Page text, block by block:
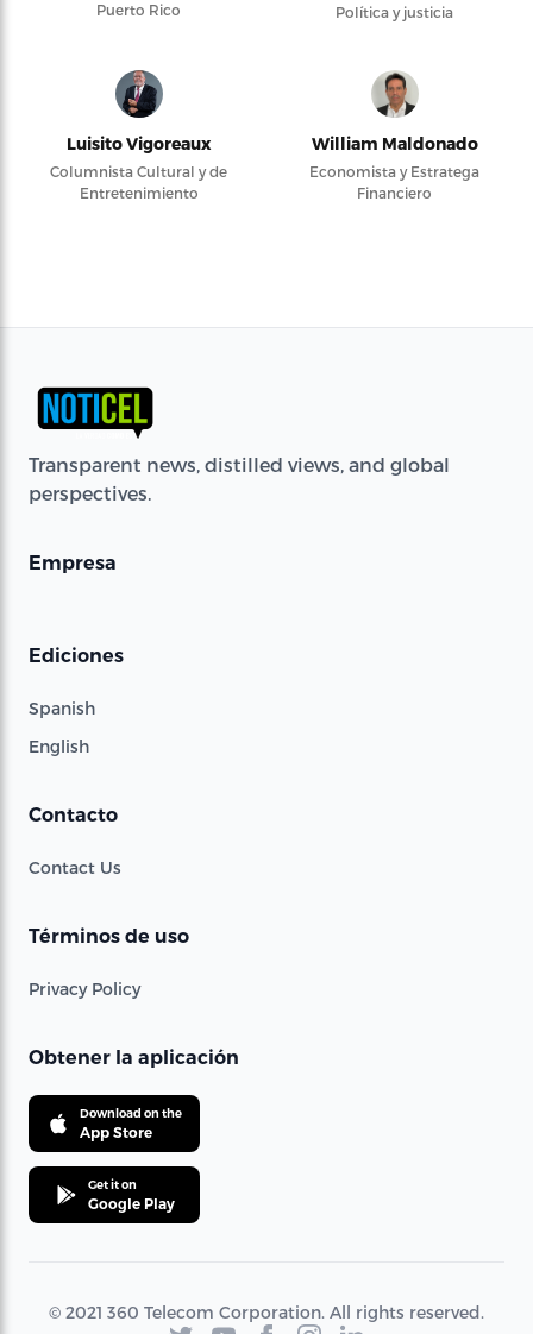
Puerto Rico
Política y justicia
Luisito Vigoreaux
Columnista Cultural y de
Entretenimiento
William Maldonado
Economista y Estratega
Financiero
Transparent news, distilled views, and global
perspectives.
Empresa
Ediciones
Spanish
English
Contacto
Contact Us
Términos de uso
Privacy Policy
Obtener la aplicación
Download on the
App Store
Get it on
Google Play
© 2021 360 Telecom Corporation. All rights reserved.